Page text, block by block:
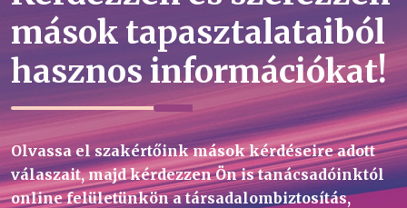
mások tapasztalataiból
hasznos információkat!
Olvassa el szakértőink mások kérdéseire adott
válaszait, majd kérdezzen Ön is tanácsadóinktól
online felületünkön a társadalombiztosítás,